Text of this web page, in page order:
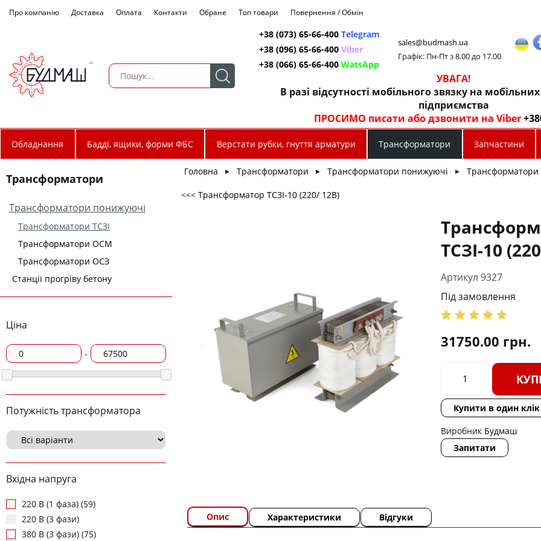
Про компанію Доставка Оплата Контакти Обране Топ товари Повернення / Обмін
+38 (073) 65-66-400 Telegram
+38 (096) 65-66-400 Viber
+38 (066) 65-66-400 WatsApp
sales@budmash.ua
Графік: Пн-Пт з 8.00 до 17.00
УВАГА!
В разі відсутності мобільного звязку на
підприємства
ПРОСИМО писати або дзвонити на Viber
Обладнання Бадді, ящики, форми ФБС Верстати рубки, гнуття арматури Трансформатори Запчастини
Трансформатори
Трансформатори понижуючі
Трансформатори ТСЗІ
Трансформатори ОСМ
Трансформатори ОСЗ
Станції прогріву бетону
Ціна
-
Потужність трансформатора
Вхідна напруга
220 В (1 фаза) (59)
220 В (3 фази)
380 В (3 фази) (75)
Головна ► Трансформатори ► Трансформатори понижуючі ► Трансформатори
<<< Трансформатор ТСЗІ-10 (220/ 12В)
ТСЗІ-10
Артикул 9327
Під замовлення
31750.00 грн.
Купити в один клік
Виробник Будмаш
Запитати
Опис Характеристики Відгуки